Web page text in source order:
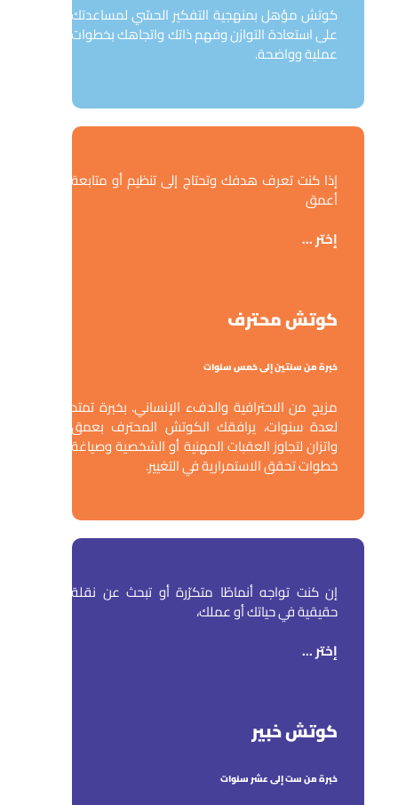
كوتش مؤهل بمنهجية التفكير الحسّي لمساعدتك
على استعادة التوازن وفهم ذاتك واتجاهك بخطوات
عملية وواضحة.
إذا كنت تعرف هدفك وتحتاج إلى تنظيم أو متابعة
أعمق
إختر ...
كوتش محترف
خبرة من سنتين إلى خمس سنوات
مزيج من الاحترافية والدفء الإنساني. بخبرة تمتد
لعدة سنوات، يرافقك الكوتش المحترف بعمق
واتزان لتجاوز العقبات المهنية أو الشخصية وصياغة
خطوات تحقق الاستمرارية في التغيير.
إن كنت تواجه أنماطًا متكرّرة أو تبحث عن نقلة
حقيقية في حياتك أو عملك،
إختر ...
كوتش خبير
خبرة من ست إلى عشر سنوات